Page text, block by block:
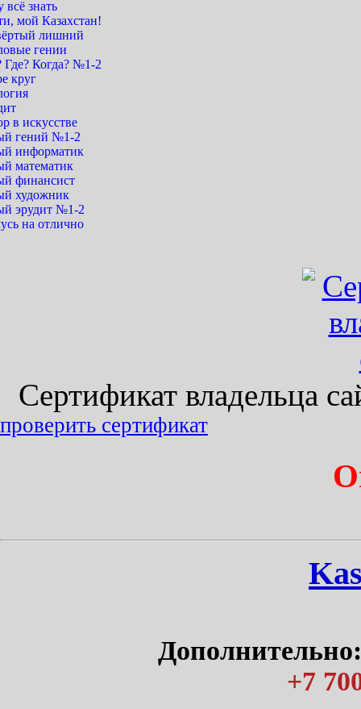
всё знать
мой Казахстан!
лишний
гении
Где? Когда? №1-2
круг
в искусстве
гений №1-2
информатик
математик
финансист
художник
эрудит №1-2
на отлично
Сертификат владельца
проверить сертификат
+7